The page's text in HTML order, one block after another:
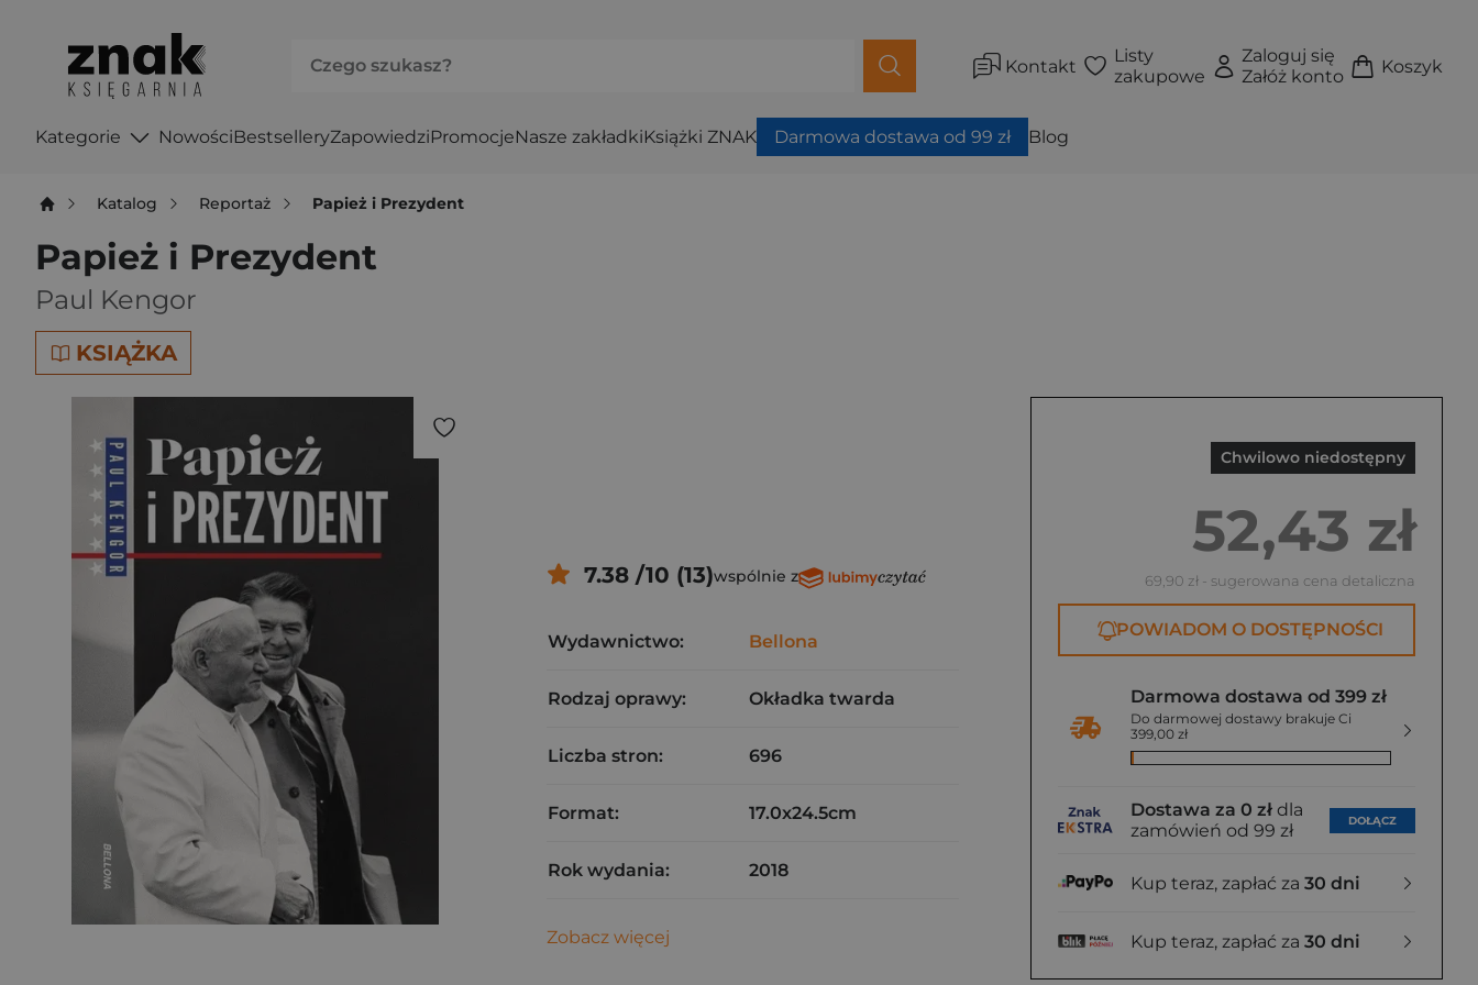
Kontakt
Listy
zakupowe
Zaloguj się
Załóż konto
Koszyk
Kategorie NowościBestselleryZapowiedziPromocjeNasze zakładkiKsiążki ZNAK Darmowa dostawa od 99 zł Blog
Katalog Reportaż Papież i Prezydent
Papież i Prezydent
Paul Kengor
KSIĄŻKA
Chwilowo niedostępny
52,43 zł
69,90 zł - sugerowana cena detaliczna
POWIADOM O DOSTĘPNOŚCI
Darmowa dostawa od 399 zł
Do darmowej dostawy brakuje Ci
399,00 zł
Dostawa za 0 zł dla
zamówień od 99 zł
DOŁĄCZ
Kup teraz, zapłać za 30 dni
Kup teraz, zapłać za 30 dni
7.38 /10 (13)wspólnie z
Wydawnictwo: Bellona
Rodzaj oprawy: Okładka twarda
Liczba stron: 696
Format: 17.0x24.5cm
Rok wydania: 2018
Zobacz więcej